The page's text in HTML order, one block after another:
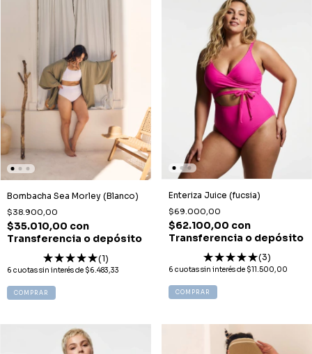
Bombacha Sea Morley (Blanco)
$38.900,00
$35.010,00 con
Transferencia o depósito
(1)
6 cuotas sin interés de $6.483,33
COMPRAR
Enteriza Juice (fucsia)
$69.000,00
$62.100,00 con
Transferencia o depósito
(3)
6 cuotas sin interés de $11.500,00
COMPRAR